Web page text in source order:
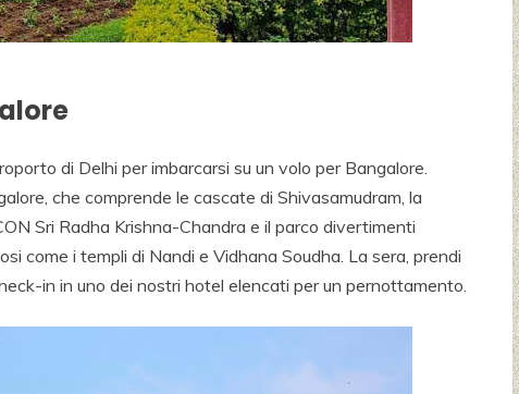
di Delhi per imbarcarsi su un volo per Bangalore.
che comprende le cascate di Shivasamudram, la
Sri Radha Krishna-Chandra e il parco divertimenti
come i templi di Nandi e Vidhana Soudha. La sera, prendi
in in uno dei nostri hotel elencati per un pernottamento.